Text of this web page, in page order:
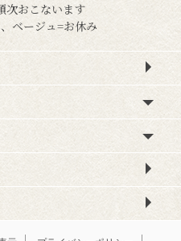
次おこないます
ベージュ=お休み